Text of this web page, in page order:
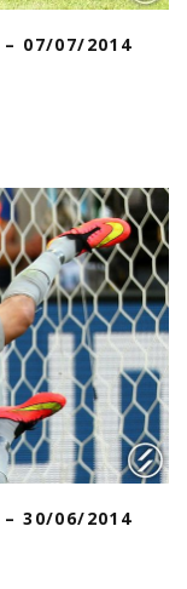
07/07/2014
30/06/2014